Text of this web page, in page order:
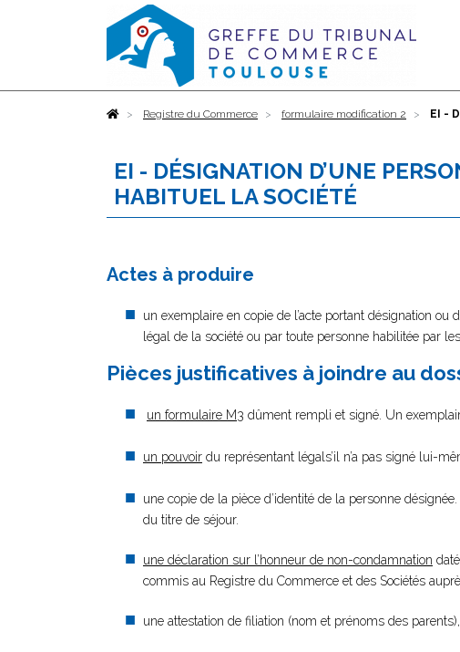
AccueilRegistre du Commerce formulaire modification 2 EI -
EI - DÉSIGNATION D’UNE
HABITUEL LA SOCIÉTÉ
Actes à produire
un exemplaire en copie de l’acte portant désignation
légal de la société ou par toute personne habilitée par
Pièces justificatives à joindre au
un formulaire M3 dûment rempli et signé. Un
un pouvoir du représentant légals’il n’a pas signé lui-
une copie de la pièce d’identité de la personne
du titre de séjour.
une déclaration sur l’honneur de non-condamnation
commis au Registre du Commerce et des Sociétés
une attestation de filiation (nom et prénoms des